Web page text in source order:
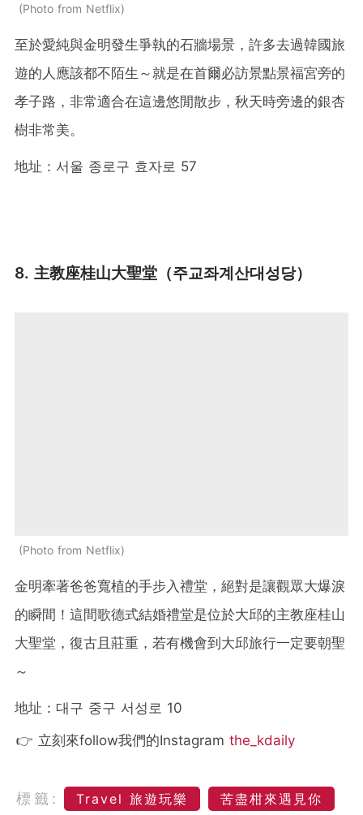
Photo from Netflix
至於愛純與金明發生爭執的石牆場景，許多去過韓國旅
遊的人應該都不陌生～就是在首爾必訪景點景福宮旁的
孝子路，非常適合在這邊悠閒散步，秋天時旁邊的銀杏
樹非常美。
地址：서울 종로구 효자로 57
8. 主教座桂山大聖堂（주교좌계산대성당）
Photo from Netflix
金明牽著爸爸寬植的手步入禮堂，絕對是讓觀眾大爆淚
的瞬間！這間歌德式結婚禮堂是位於大邱的主教座桂山
大聖堂，復古且莊重，若有機會到大邱旅行一定要朝聖
～
地址：대구 중구 서성로 10
👉 立刻來follow我們的Instagram the_kdaily
標籤: Travel 旅遊玩樂 苦盡柑來遇見你